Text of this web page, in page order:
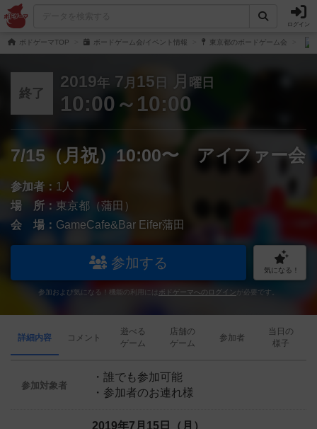
ログイン
ボドゲーマTOP ボードゲーム会/イベント情報 東京都のボードゲーム会
終了
2019年 7 月 15 日 月 曜日
10:00～10:00
7/15（月祝）10:00〜 アイファー会
参加者： 1人
場 所： 東京都（蒲田）
会 場： GameCafe&Bar Eifer蒲田
参加する 気になる！
参加および気になる！機能の利用には ボドゲーマへのログイン が必要です。
詳細内容 コメント
遊べる
ゲーム
店舗の
ゲーム
参加者
当日の
様子
参加対象者
・誰でも参加可能
・参加者のお連れ様
2019年7月15日（月）